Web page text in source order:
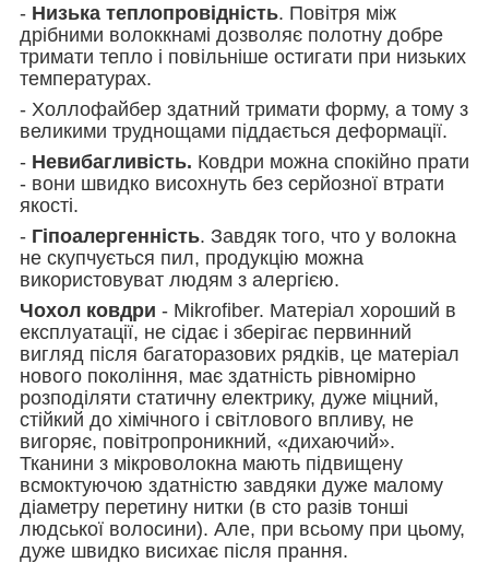
- Низька теплопровідність. Повітря між
дрібними волоккнамі дозволяє полотну добре
тримати тепло і повільніше остигати при низьких
температурах.
- Холлофайбер здатний тримати форму, а тому з
великими труднощами піддається деформації.
- Невибагливість. Ковдри можна спокійно прати
- вони швидко висохнуть без серйозної втрати
якості.
- Гіпоалергенність. Завдяк того, что у волокна
не скупчується пил, продукцію можна
використовуват людям з алергією.
Чохол ковдри - Mikrofiber. Матеріал хороший в
експлуатації, не сідає і зберігає первинний
вигляд після багаторазових рядків, це матеріал
нового покоління, має здатність рівномірно
розподіляти статичну електрику, дуже міцний,
стійкий до хімічного і світлового впливу, не
вигоряє, повітропроникний, «дихаючий».
Тканини з мікроволокна мають підвищену
всмоктуючою здатністю завдяки дуже малому
діаметру перетину нитки (в сто разів тонші
людської волосини). Але, при всьому при цьому,
дуже швидко висихає після прання.